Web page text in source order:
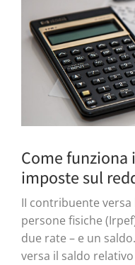
Come funziona
imposte sul
II contribuente versa
persone fisiche
due rate – e un
versa il saldo